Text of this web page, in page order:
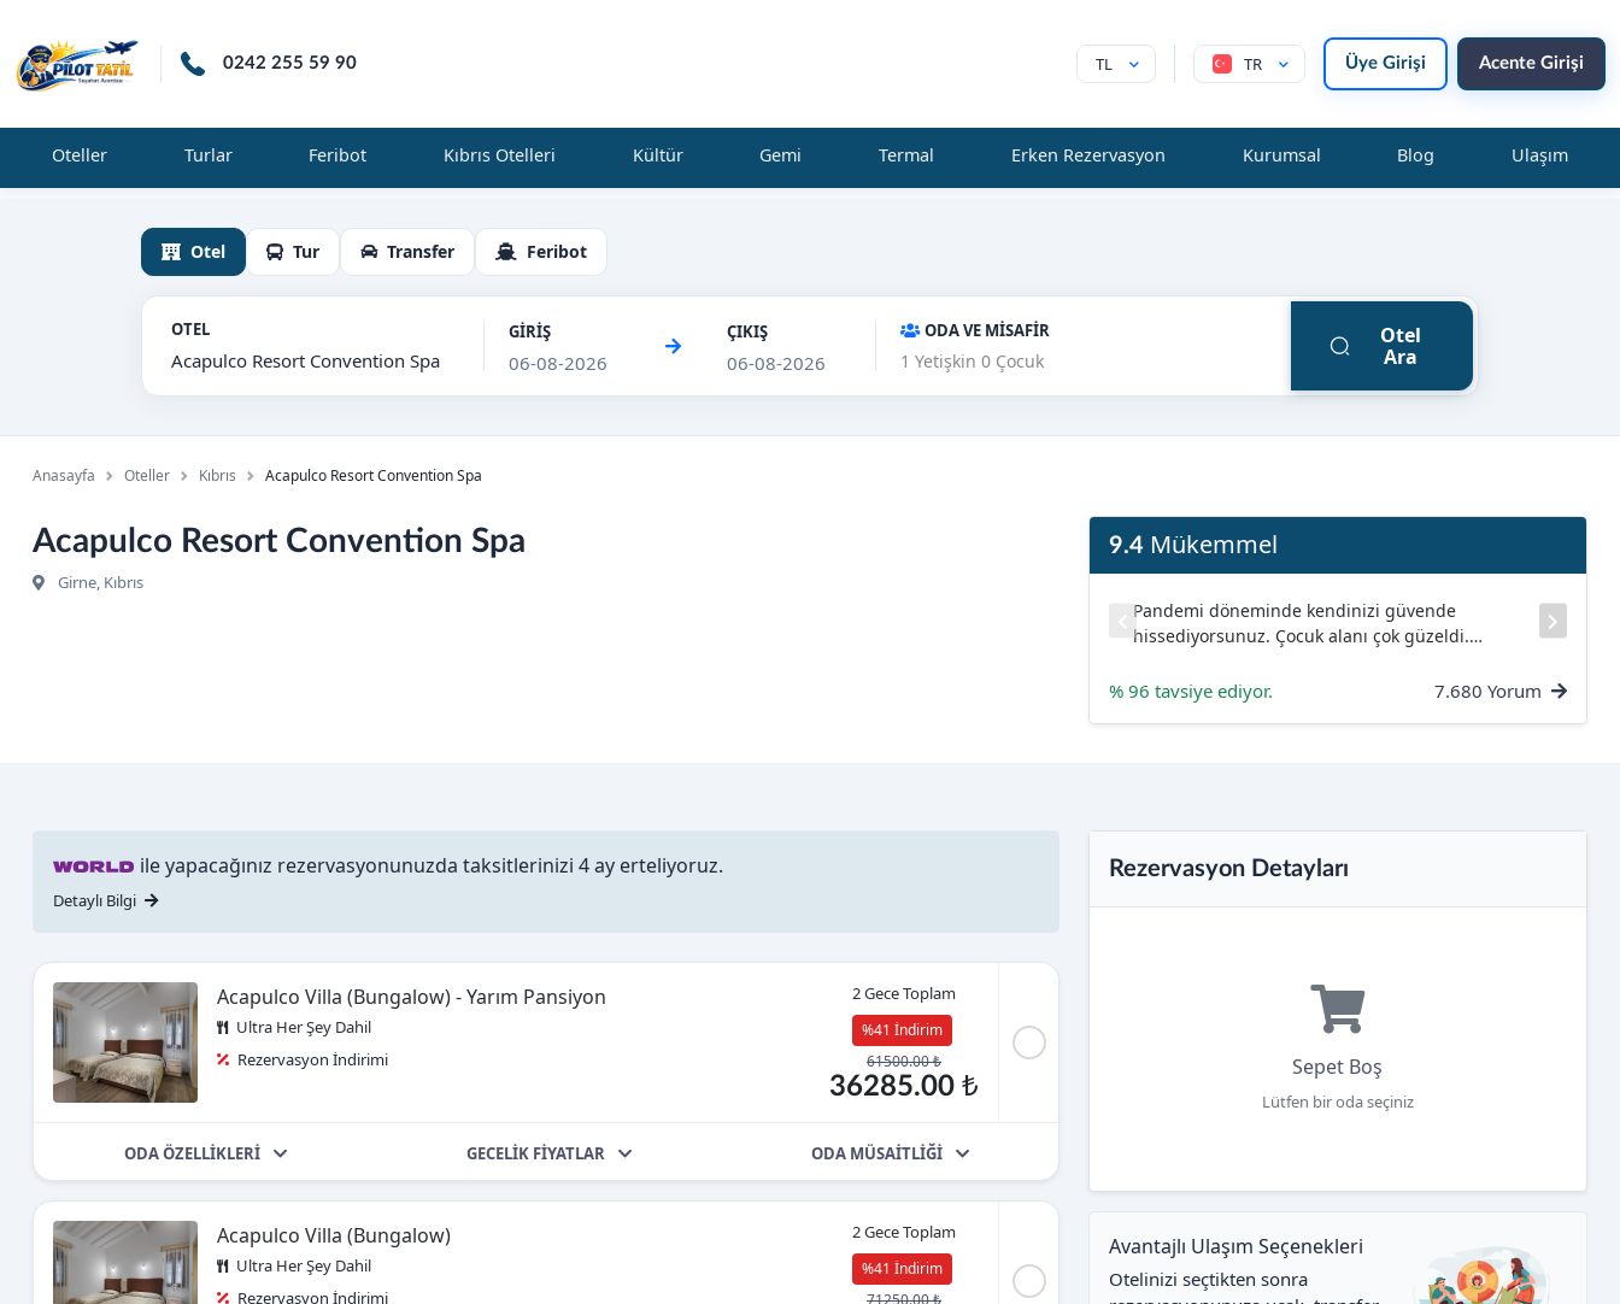
0242 255 59 90 TL TR Üye Girişi Acente Girişi
Oteller Turlar Feribot Kıbrıs Otelleri Kültür Gemi Termal Erken Rezervasyon Kurumsal Blog Ulaşım
Otel Tur Transfer Feribot
OTEL GİRİŞ ÇIKIŞ ODA VE MİSAFİR
1 Yetişkin 0Çocuk
Otel
Ara
Anasayfa Oteller Kıbrıs Acapulco Resort Convention Spa
Acapulco Resort Convention Spa
Girne, Kıbrıs
9.4 Mükemmel
Pandemi döneminde kendinizi güvende
hissediyorsunuz. Çocuk alanı çok güzeldi.
club çok güzeldi. Temiz bir tesisti...
% 96 tavsiye ediyor. 7.680 Yorum
ile yapacağınız rezervasyonunuzda taksitlerinizi 4 ay erteliyoruz.
Detaylı Bilgi
Acapulco Villa (Bungalow) - Yarım Pansiyon
Ultra Her Şey Dahil
Rezervasyon İndirimi
2 Gece Toplam
%41 İndirim
61500.00 ₺
36285.00 ₺
ODA ÖZELLİKLERİ GECELİK FİYATLAR ODA MÜSAİTLİĞİ
Acapulco Villa (Bungalow)
Ultra Her Şey Dahil
Rezervasyon İndirimi
2 Gece Toplam
%41 İndirim
71250.00 ₺
Rezervasyon Detayları
Sepet Boş
Lütfen bir oda seçiniz
Avantajlı Ulaşım Seçenekleri
Otelinizi seçtikten sonra